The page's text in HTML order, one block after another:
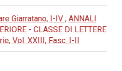
Giarratano, I-IV , ANNALI
- CLASSE DI LETTERE
Vol. XXIII, Fasc. I-II